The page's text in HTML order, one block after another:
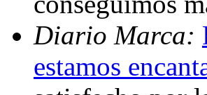
Diario Marca:
estamos